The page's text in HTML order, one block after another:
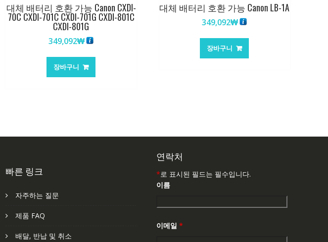
대체 배터리 호환 가능 Canon CXDI-
70C CXDI-701C CXDI-701G CXDI-801C
CXDI-801G
349,092₩
장바구니
대체 배터리 호환 가능 Canon LB-1A
349,092₩
장바구니
빠른 링크
자주하는 질문
제품 FAQ
배달, 반납 및 취소
연락처
*로 표시된 필드는 필수입니다.
이름
이메일 *